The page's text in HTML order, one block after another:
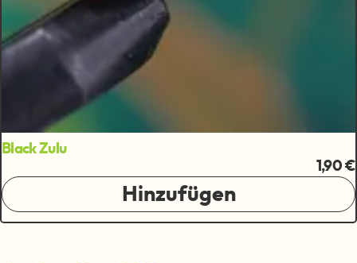
Black Zulu
1,90 €
Hinzufügen